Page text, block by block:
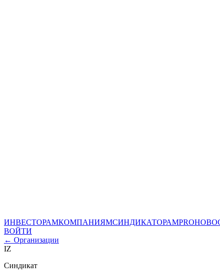
ИНВЕСТОРАМКОМПАНИЯМСИНДИКАТОРАМPRO
ВОЙТИ
← Организации
IZ
Синдикат